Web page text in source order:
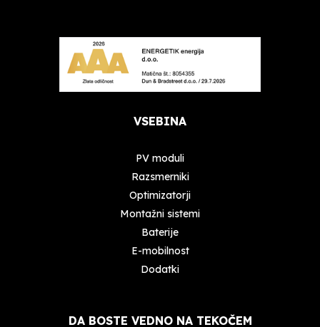
VSEBINA
PV moduli
Razsmerniki
Optimizatorji
Montažni sistemi
Baterije
E-mobilnost
Dodatki
DA BOSTE VEDNO NA TEKOČEM